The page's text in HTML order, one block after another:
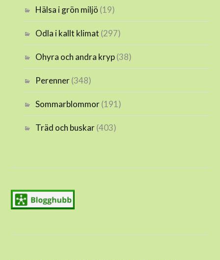
Hälsa i grön miljö (19)
Odla i kallt klimat (297)
Ohyra och andra kryp(38)
Perenner(348)
Sommarblommor(191)
Träd och buskar(403)